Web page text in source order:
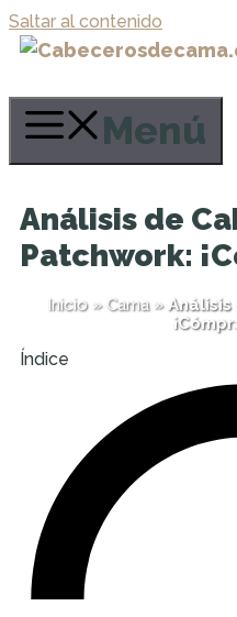
Saltar al contenido
Menú
Análisis de
Patchwork:
Inicio» Cama»
Índice